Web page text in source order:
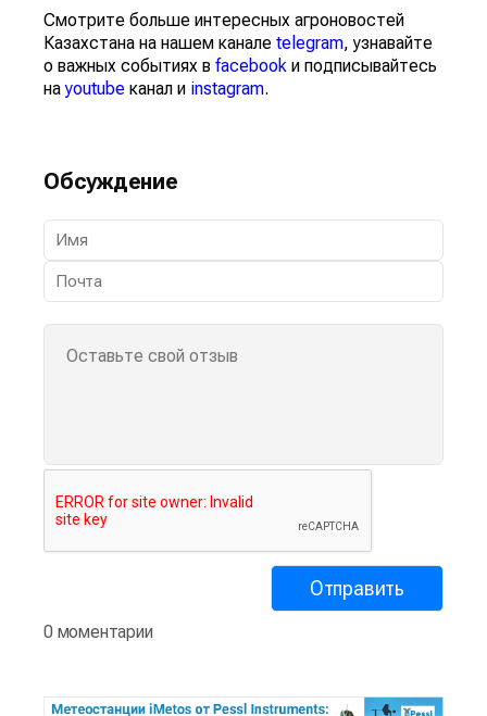
Смотрите больше интересных агроновостей
Казахстана на нашем канале telegram, узнавайте
о важных событиях в facebook и подписывайтесь
наyoutube канал и instagram.
Обсуждение
0 моментарии